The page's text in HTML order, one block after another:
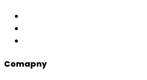
Comapny